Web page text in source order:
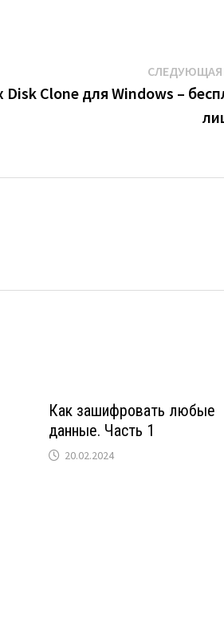
СЛЕДУЮЩАЯ
Disk Clone для Windows –
Как зашифровать любые
данные. Часть 1
20.02.2024